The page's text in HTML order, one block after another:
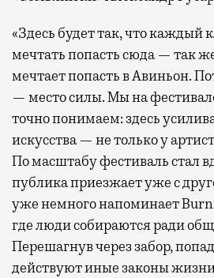
«Здесь будет так, что каждый
мечтать попасть сюда — так
мечтает попасть в Авиньон.
— место силы. Мы на
точно понимаем: здесь
искусства — не только у
По масштабу фестиваль стал
публика приезжает уже с
уже немного напоминает
где люди собираются ради
Перешагнув через забор,
действуют иные законы